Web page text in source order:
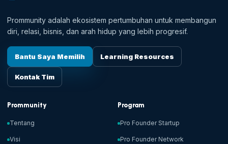
Prommunity adalah ekosistem pertumbuhan untuk membangun
diri, relasi, bisnis, dan arah hidup yang lebih progresif.
Bantu Saya Memilih Learning Resources
Kontak Tim
Prommunity
Tentang
Visi
Program
Pro Founder Startup
Pro Founder Network